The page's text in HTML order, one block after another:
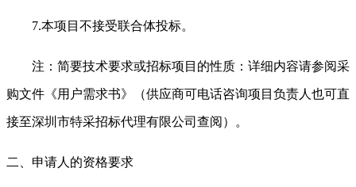
7.本项目不接受联合体投标。
注：简要技术要求或招标项目的性质：详细内容请参阅采
购文件《用户需求书》（供应商可电话咨询项目负责人也可直
接至深圳市特采招标代理有限公司查阅）。
二、申请人的资格要求